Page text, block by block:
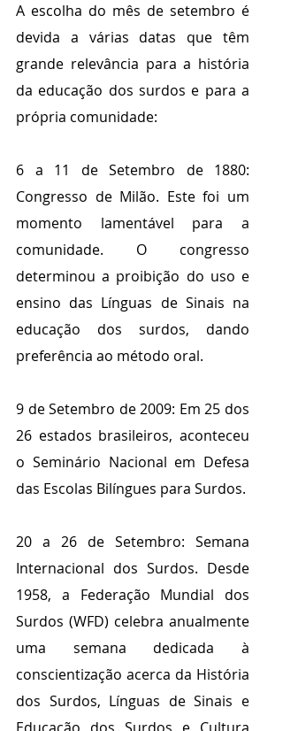
A escolha do mês de setembro é
devida a várias datas que têm
grande relevância para a história
da educação dos surdos e para a
própria comunidade:
6 a 11 de Setembro de 1880:
Congresso de Milão. Este foi um
momento lamentável para a
comunidade. O congresso
determinou a proibição do uso e
ensino das Línguas de Sinais na
educação dos surdos, dando
preferência ao método oral.
9 de Setembro de 2009: Em 25 dos
26 estados brasileiros, aconteceu
o Seminário Nacional em Defesa
das Escolas Bilíngues para Surdos.
20 a 26 de Setembro: Semana
Internacional dos Surdos. Desde
1958, a Federação Mundial dos
Surdos (WFD) celebra anualmente
uma semana dedicada à
conscientização acerca da História
dos Surdos, Línguas de Sinais e